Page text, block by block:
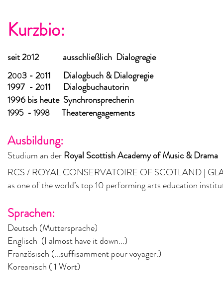
Kurzbio:
seit2012 ausschließlich Dialogregie
2003 -2011
Dialogbuch & Dialogregie
1997 -2011
Dialogbuchautorin
1996 bis heute Synchronsprecherin
1995 - 1998 Theaterengagements
Ausbildung:
Studium an derRoyal ScottishAcademy ofMusic & Drama
RCS /ROYAL CONSERVATOIRE OF SCOTLAND |
as one of theworld’s top 10 performing arts education
Sprachen:
Deutsch (Muttersprache)
Englisch (I almost have it down...)
Französisch (...suffisamment pour voyager.)
Koreanisch ( 1 Wort)